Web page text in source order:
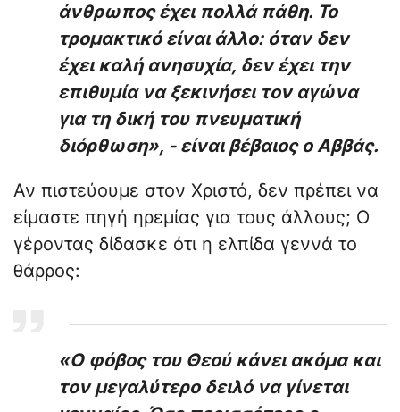
άνθρωπος έχει πολλά πάθη. Το
τρομακτικό είναι άλλο: όταν δεν
έχει καλή ανησυχία, δεν έχει την
επιθυμία να ξεκινήσει τον αγώνα
για τη δική του πνευματική
διόρθωση», - είναι βέβαιος ο Αββάς.
Αν πιστεύουμε στον Χριστό, δεν πρέπει να
είμαστε πηγή ηρεμίας για τους άλλους; Ο
γέροντας δίδασκε ότι η ελπίδα γεννά το
θάρρος:
«Ο φόβος του Θεού κάνει ακόμα και
τον μεγαλύτερο δειλό να γίνεται